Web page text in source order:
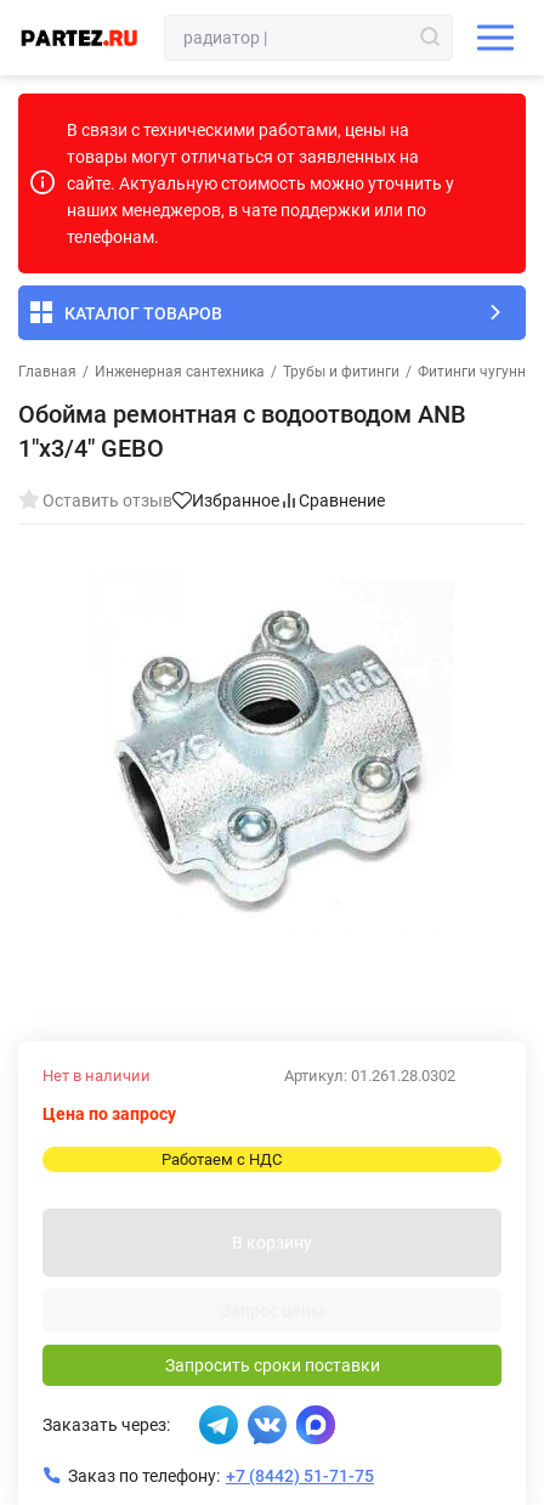
В связи с техническими работами, цены на
товары могут отличаться от заявленных на
сайте. Актуальную стоимость можно уточнить у
наших менеджеров, в чате поддержки или по
телефонам.
КАТАЛОГ ТОВАРОВ
Главная / Инженерная сантехника / Трубы и фитинги / Фитинги чугунные
Обойма ремонтная с водоотводом ANB
1"x3/4" GEBO
Оставить отзыв Избранное Сравнение
Артикул: 01.261.28.0302
Нет в наличии
Цена по запросу
Работаем с НДС
В корзину
Запросить сроки поставки
Заказать через:
Заказ по телефону: +7 (8442) 51-71-75